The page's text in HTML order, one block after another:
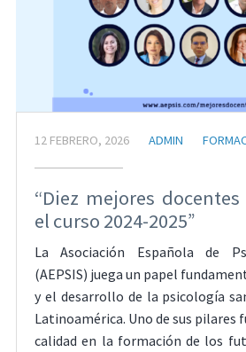
12 FEBRERO, 2026 ADMIN
“Diez mejores docentes
el curso 2024-2025”
La Asociación Española de
(AEPSIS) juega un papel
y el desarrollo de la psicología
Latinoamérica. Uno de sus pilares
calidad en la formación de los